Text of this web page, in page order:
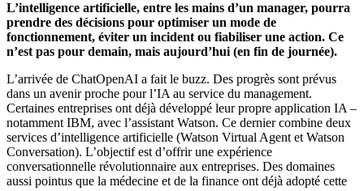
L’intelligence artificielle, entre les mains d’un manager, pourra
prendre des décisions pour optimiser un mode de
fonctionnement, éviter un incident ou fiabiliser une action. Ce
n’est pas pour demain, mais aujourd’hui (en fin de journée).
L’arrivée de ChatOpenAI a fait le buzz. Des progrès sont prévus
dans un avenir proche pour l’IA au service du management.
Certaines entreprises ont déjà développé leur propre application IA –
notamment IBM, avec l’assistant Watson. Ce dernier combine deux
services d’intelligence artificielle (Watson Virtual Agent et Watson
Conversation). L’objectif est d’offrir une expérience
conversationnelle révolutionnaire aux entreprises. Des domaines
aussi pointus que la médecine et de la finance ont déjà adopté cette